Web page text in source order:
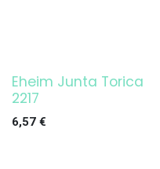
Eheim Junta Torica
2217
6,57 €